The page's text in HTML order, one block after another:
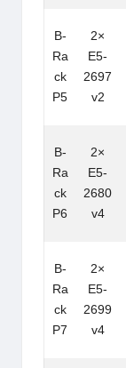
B-
Ra
ck
P5
2×
E5-
2697
v2
B-
Ra
ck
P6
2×
E5-
2680
v4
B-
Ra
ck
P7
2×
E5-
2699
v4